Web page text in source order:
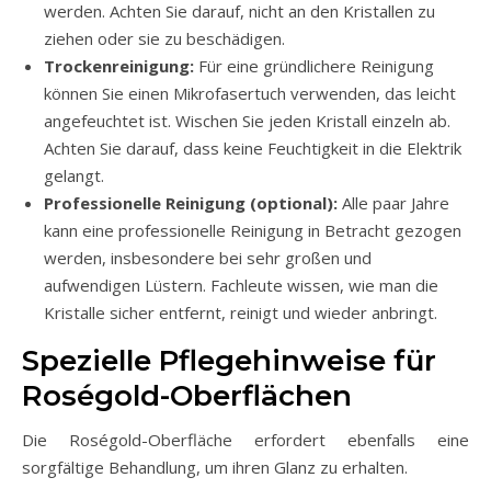
werden. Achten Sie darauf, nicht an den Kristallen zu
ziehen oder sie zu beschädigen.
Trockenreinigung: Für eine gründlichere Reinigung
können Sie einen Mikrofasertuch verwenden, das leicht
angefeuchtet ist. Wischen Sie jeden Kristall einzeln ab.
Achten Sie darauf, dass keine Feuchtigkeit in die Elektrik
gelangt.
Professionelle Reinigung (optional): Alle paar Jahre
kann eine professionelle Reinigung in Betracht gezogen
werden, insbesondere bei sehr großen und
aufwendigen Lüstern. Fachleute wissen, wie man die
Kristalle sicher entfernt, reinigt und wieder anbringt.
Spezielle Pflegehinweise für
Roségold-Oberflächen
Die Roségold-Oberfläche erfordert ebenfalls eine
sorgfältige Behandlung, um ihren Glanz zu erhalten.